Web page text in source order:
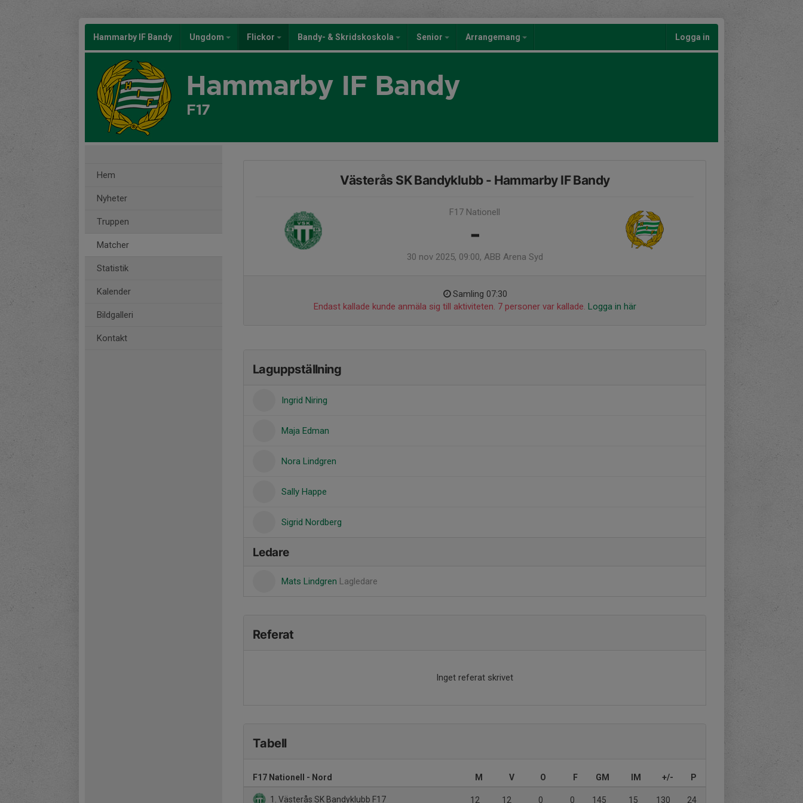
Hammarby IF Bandy Ungdom Flickor Bandy- & Skridskoskola Senior Arrangemang Logga in
Hammarby IF Bandy
F17
Hem
Nyheter
Truppen
Matcher
Statistik
Kalender
Bildgalleri
Kontakt
Västerås SK Bandyklubb - Hammarby IF Bandy
F17 Nationell
-
30 nov 2025, 09:00, ABB Arena Syd
Samling 07:30
Endast kallade kunde anmäla sig till aktiviteten. 7 personer var kallade. Logga in här
Laguppställning
Ingrid Niring
Maja Edman
Nora Lindgren
Sally Happe
Sigrid Nordberg
Ledare
Mats Lindgren Lagledare
Referat
Inget referat skrivet
Tabell
F17 Nationell - Nord M V O F GM IM +/- P
1. Västerås SK Bandyklubb F17 12 12 0 0 145 15 130 24